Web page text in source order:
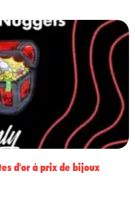
d'or à prix de bijoux